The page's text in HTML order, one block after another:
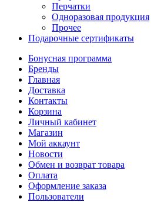
Перчатки
Одноразовая продукция
Прочее
Подарочные сертификаты
Бонусная программа
Бренды
Главная
Доставка
Контакты
Корзина
Личный кабинет
Магазин
Мой аккаунт
Новости
Обмен и возврат товара
Оплата
Оформление заказа
Пользователи